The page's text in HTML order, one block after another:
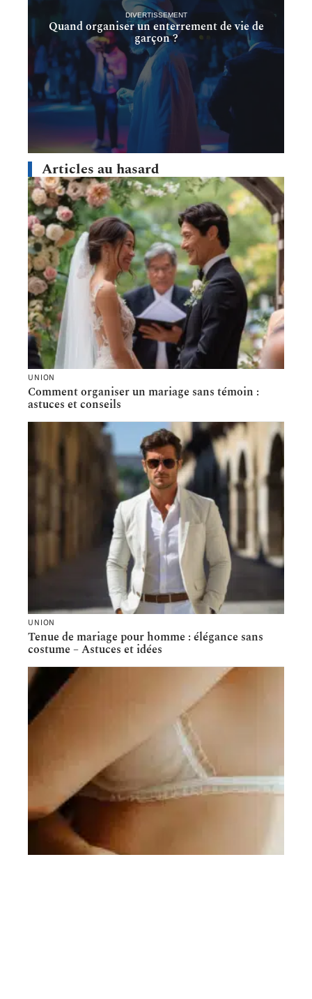
DIVERTISSEMENT
Quand organiser un enterrement de vie de
garçon ?
Articles au hasard
UNION
Comment organiser un mariage sans témoin :
astuces et conseils
UNION
Tenue de mariage pour homme : élégance sans
costume – Astuces et idées